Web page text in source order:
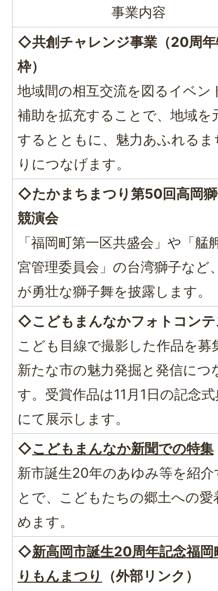
事業内容
◇共創チャレンジ事業（20周
枠）
地域間の相互交流を図るイベン
補助を拡充することで、地域を
するとともに、魅力あふれるま
りにつなげます。
◇たかまちまつり第50回高岡
競演会
「福岡町第一区共盛会」や「艋
宮管理委員会」の台湾獅子など
が勇壮な獅子舞を披露します。
◇こどもまんなかフォトコン
こども目線で撮影した作品を募
新たな市の魅力発掘と発信につ
す。受賞作品は11月1日の記念
にて展示します。
◇こどもまんなか新聞での特集
新市誕生20年のあゆみ等を紹
とで、こどもたちの郷土への愛
めます。
◇新高岡市誕生20周年記念福岡
りもんまつり
（外部リンク）